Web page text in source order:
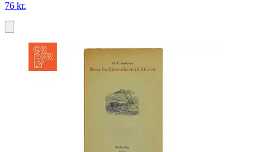
76 kr.